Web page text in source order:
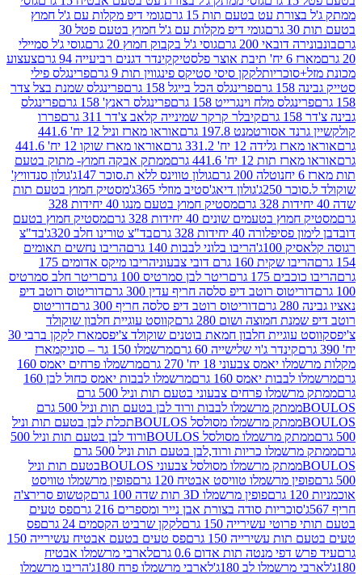
עט בטעם תות 15 גרם
גומי דיפ מקלות עם ג'ל חמוץ
גומי דיפ מקלות עם ג'ל חמוץ בטעם פטל 30
200 גרם
גוסי ג'ל בקבוק חמוץ 20 גרם
גוסי ג'ל סמיילי
פלסטיק
קינדר דגנים רביעייה 94 גרם
צעצוע
לקקן סיסי סטיקס פינגווין תות 9 גרם
פרינגלס פילי
פרינגלס הכל בייגל 158 גרם
פרינגלס שמנת בצל צדר
מלח וינגרייט 158 גרם
פרינגלס ראנץ' 158 גרם
פרינגלס
קיבלר קרקר שמינייה קלאב צ'דר 311 גרם
פררו
197.8 גרם
אוראו מארז וניל 12 יח' 441.6
12 יח' 331.2 גרם
אוראו מארז שוקו 12 יח' 441.6
12 יח' 441.6 גרם
ממתק אבקה חמוץ- מתוק בטעם
נוטלה 200 גרם
גולון טווינס ללא ת.סוכר 147ג'
גולון סנדוויץ'
250ג'
גולון דיאג'סטיב מוזלי 365ג'
מסטיק חמוץ בטעם תות
מסטיק חמוץ בטעם מנגו 40 יחידות 328
בטעמים שונים 40 יחידות 328 גרם
מסטיק חמוץ בטעם
40 יחידות 328 גרם
בד"צ טורינו חלב 320ג'
בד"צ
הריבו בלוני לבבות 140 גרם
הריבו נחשים תאומים
160 גרם דובי צבעוני
הריבו מיקס אדומים 175
175 גרם
ריטר לבן סמרטיס 100 גרם
ריטר חלב סמרטיס
רוטב דיפ סלסה חריף עדין 300 גרם
דוריטוס רוטב דיפ
דוריטוס רוטב דיפ סלסה חריף 300 גרם
דוריטוס
חמוצה ושום 280 גרם
קווסט עוגיית חלבון שוקולד
עוגיית חלבון חמאת בוטנים שוקולד צ'יפס
מארז לקקן ברבי 30
קינדר ג'וי שלישייה 60 גרם
מרשמלו 150 גר – סוניק
מארז
צבעוני 18 יח' 270 גרם
מרשמלו פרחים יאמס 160
יאמס 160 גרם
מרשמלו לבבות יאמס כחול לבן 160
ממתק מרשמלו פרחים צבעוני בטעם תות וניל 500 גרם
ממתק מרשמלו לבבות ורוד לבן בטעם תות וניל 500 גרם
ממתק מרשמלו מסולסל BOULOSתכלת לבן בטעם תות וניל
ממתק מרשמלו מסולסל BOULOSורוד לבן בטעם תות וניל 500
ממתק מרשמלו כריות ורוד,לבן בטעם תות וניל 500 גרם
ממתק מרשמלו מסולסל צבעוני BOULOSבטעם תות וניל
מרשמלו טוויסט אבטיח 120 גרם
פופין מרשמלו טוויסט
פופין מרשמלו 3D תות שדה 100 גרם
קטשופ סרירצ'ה
סוכריות סודה בצורת אבן נייר ומספרים 216 גרם
פס טעים
עשירייה 150 גרם
לקקן שרביט הקסמים 24 גרם
פס
עשירייה 150 גרם
פס טעים בטעם אבטיח עשירייה 150
מנטה תות אדום 0.6 גרם
לארבי מרשמלו אבטיח
לב 180ג'
לארבי מרשמלו פרח 180ג'
הריבו מרשמלו